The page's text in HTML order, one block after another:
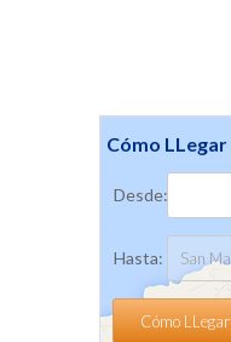
Cómo LLegar
Desde:
Hasta:
Cómo LLegar